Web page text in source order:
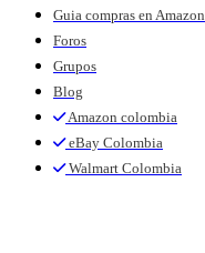
Guia compras en Amazon
Foros
Grupos
Blog
Amazon colombia
eBay Colombia
Walmart Colombia